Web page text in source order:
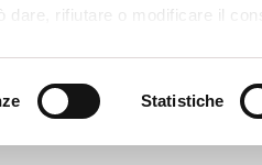
dare, rifiutare o modificare il
condivisione con i terzi
Statistiche